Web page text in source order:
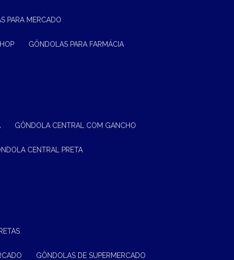
PARA MERCADO
GÔNDOLAS PARA FARMÁCIA
GÔNDOLA CENTRAL COM GANCHO
CENTRAL PRETA
GÔNDOLAS DE SUPERMERCADO